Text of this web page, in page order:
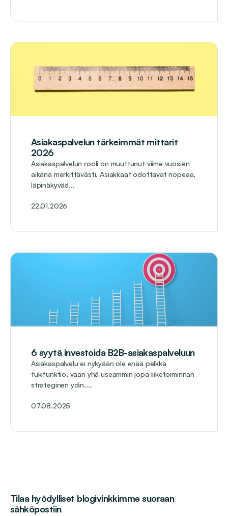
Asiakaspalvelun tärkeimmät mittarit
2026
Asiakaspalvelun rooli on muuttunut viime vuosien
aikana merkittävästi. Asiakkaat odottavat nopeaa,
läpinäkyvää...
22.01.2026
6 syytä investoida B2B-asiakaspalveluun
Asiakaspalvelu ei nykyään ole enää pelkkä
tukifunktio, vaan yhä useammin jopa liiketoiminnan
strateginen ydin....
07.08.2025
Tilaa hyödylliset blogivinkkimme suoraan
sähköpostiin